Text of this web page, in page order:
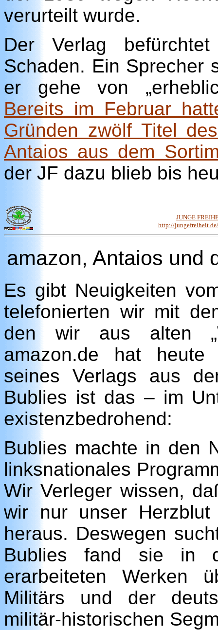
verurteilt wurde.
Der Verlag
Schaden. Ein Sprecher
er gehe von
Bereits im Februar
Gründen zwölf Titel
Antaios aus dem
der JF dazu blieb bis
JUNGE
http://
amazon, Antaios und
Es gibt Neuigkeiten
telefonierten wir mit
den wir aus alten
amazon.de hat heute
seines Verlags aus
Bublies ist das – im
existenzbedrohend:
Bublies machte in den
linksnationales
Wir Verleger wissen,
wir nur unser Herzblut
heraus. Deswegen
Bublies fand sie in
erarbeiteten Werken
Militärs und der
militär-historischen